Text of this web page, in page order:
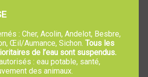
: Cher, Acolin, Andelot, Besbre,
Œil/Aumance, Sichon. Tous les
de l’eau sont suspendus.
: eau potable, santé,
des animaux.